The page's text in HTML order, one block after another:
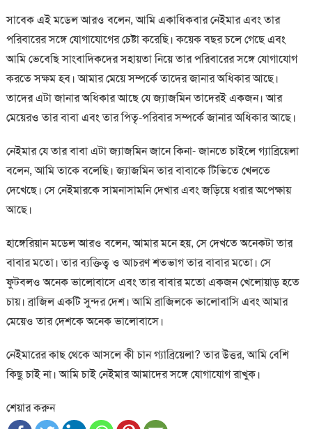
সাবেক এই মডেল আরও বলেন, আমি একাধিকবার নেইমার এবং তার
পরিবারের সঙ্গে যোগাযোগের চেষ্টা করেছি। কয়েক বছর চলে গেছে এবং
আমি ভেবেছি সাংবাদিকদের সহায়তা নিয়ে তার পরিবারের সঙ্গে যোগাযোগ
করতে সক্ষম হব। আমার মেয়ে সম্পর্কে তাদের জানার অধিকার আছে।
তাদের এটা জানার অধিকার আছে যে জ্যাজমিন তাদেরই একজন। আর
মেয়েরও তার বাবা এবং তার পিতৃ-পরিবার সম্পর্কে জানার অধিকার আছে।
নেইমার যে তার বাবা এটা জ্যাজমিন জানে কিনা- জানতে চাইলে গ্যাব্রিয়েলা
বলেন, আমি তাকে বলেছি। জ্যাজমিন তার বাবাকে টিভিতে খেলতে
দেখেছে। সে নেইমারকে সামনাসামনি দেখার এবং জড়িয়ে ধরার অপেক্ষায়
আছে।
হাঙ্গেরিয়ান মডেল আরও বলেন, আমার মনে হয়, সে দেখতে অনেকটা তার
বাবার মতো। তার ব্যক্তিত্ব ও আচরণ শতভাগ তার বাবার মতো। সে
ফুটবলও অনেক ভালোবাসে এবং তার বাবার মতো একজন খেলোয়াড় হতে
চায়। ব্রাজিল একটি সুন্দর দেশ। আমি ব্রাজিলকে ভালোবাসি এবং আমার
মেয়েও তার দেশকে অনেক ভালোবাসে।
নেইমারের কাছ থেকে আসলে কী চান গ্যাব্রিয়েলা? তার উত্তর, আমি বেশি
কিছু চাই না। আমি চাই নেইমার আমাদের সঙ্গে যোগাযোগ রাখুক।
শেয়ার করুন